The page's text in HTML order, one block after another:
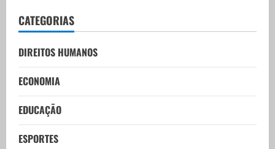
CATEGORIAS
DIREITOS HUMANOS
ECONOMIA
EDUCAÇÃO
ESPORTES